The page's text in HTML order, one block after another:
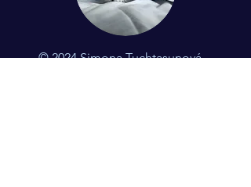
© 2024 Simona Tuchtasunová